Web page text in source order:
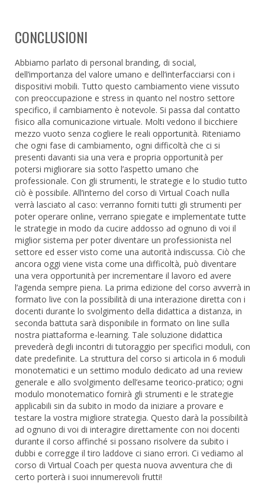
CONCLUSIONI
Abbiamo parlato di personal branding, di social,
dell’importanza del valore umano e dell’interfacciarsi con i
dispositivi mobili. Tutto questo cambiamento viene vissuto
con preoccupazione e stress in quanto nel nostro settore
specifico, il cambiamento è notevole. Si passa dal contatto
fisico alla comunicazione virtuale. Molti vedono il bicchiere
mezzo vuoto senza cogliere le reali opportunità. Riteniamo
che ogni fase di cambiamento, ogni difficoltà che ci si
presenti davanti sia una vera e propria opportunità per
potersi migliorare sia sotto l’aspetto umano che
professionale. Con gli strumenti, le strategie e lo studio tutto
ciò è possibile. All’interno del corso di Virtual Coach nulla
verrà lasciato al caso: verranno forniti tutti gli strumenti per
poter operare online, verrano spiegate e implementate tutte
le strategie in modo da cucire addosso ad ognuno di voi il
miglior sistema per poter diventare un professionista nel
settore ed esser visto come una autorità indiscussa. Ciò che
ancora oggi viene vista come una difficoltà, può diventare
una vera opportunità per incrementare il lavoro ed avere
l’agenda sempre piena. La prima edizione del corso avverrà in
formato live con la possibilità di una interazione diretta con i
docenti durante lo svolgimento della didattica a distanza, in
seconda battuta sarà disponibile in formato on line sulla
nostra piattaforma e-learning. Tale soluzione didattica
prevederà degli incontri di tutoraggio per specifici moduli, con
date predefinite. La struttura del corso si articola in 6 moduli
monotematici e un settimo modulo dedicato ad una review
generale e allo svolgimento dell’esame teorico-pratico; ogni
modulo monotematico fornirà gli strumenti e le strategie
applicabili sin da subito in modo da iniziare a provare e
testare la vostra migliore strategia. Questo darà la possibilità
ad ognuno di voi di interagire direttamente con noi docenti
durante il corso affinché si possano risolvere da subito i
dubbi e corregge il tiro laddove ci siano errori. Ci vediamo al
corso di Virtual Coach per questa nuova avventura che di
certo porterà i suoi innumerevoli frutti!